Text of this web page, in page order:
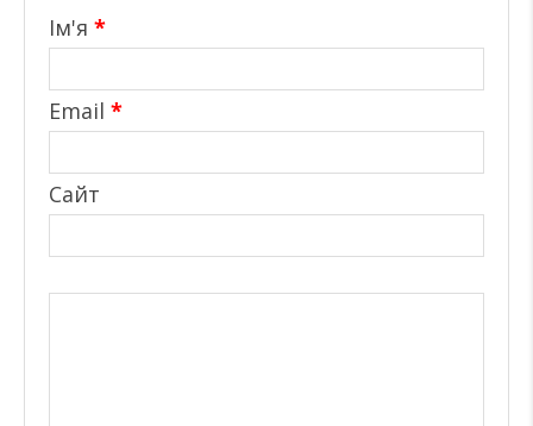
Ім'я *
Email *
Сайт